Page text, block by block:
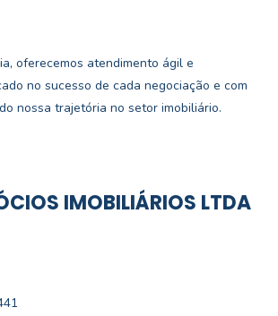
oferecemos atendimento ágil e
no sucesso de cada negociação e com
nossa trajetória no setor imobiliário.
IMOBILIÁRIOS LTDA